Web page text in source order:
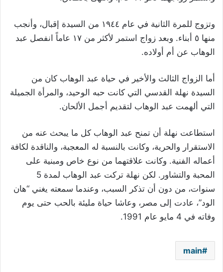
وتزوج للمرة الثانية في عام ١٩٤٤ من السيدة إقبال، وأنجب
منها ٥ أبناء. وبعد زواج استمر لأكثر من ١٧ عاماً انفصل عبد
الوهاب عن أم أولاده.
أما الزواج الثالث والأخير في حياة عبد الوهاب كان من
السيدة نهلة القدسي التي كانت حبه الوحيد، والمرأة الجميلة
التي ألهمت عبد الوهاب لتقديم أجمل الألحان.
استطاعت نهلة أن تمنح عبد الوهاب كل ما يبحث عنه من
الاستقرار والحرية، وكانت بالنسبة له المعجبة، والناقدة لكافة
أعماله الفنية. وكانت علاقتهما من نوع خاص ومبنية على
المحبة والتشاور. لكن نهلة تركت عبد الوهاب لمدة 5
سنوات، من دون أن تذكر السبب، وعندما سمعته يغني “هان
الود”، عادت إلى مصر، وعاشا حياة مليئة بالحب حتى يوم
وفاته في 4 مايو عام 1991.
main